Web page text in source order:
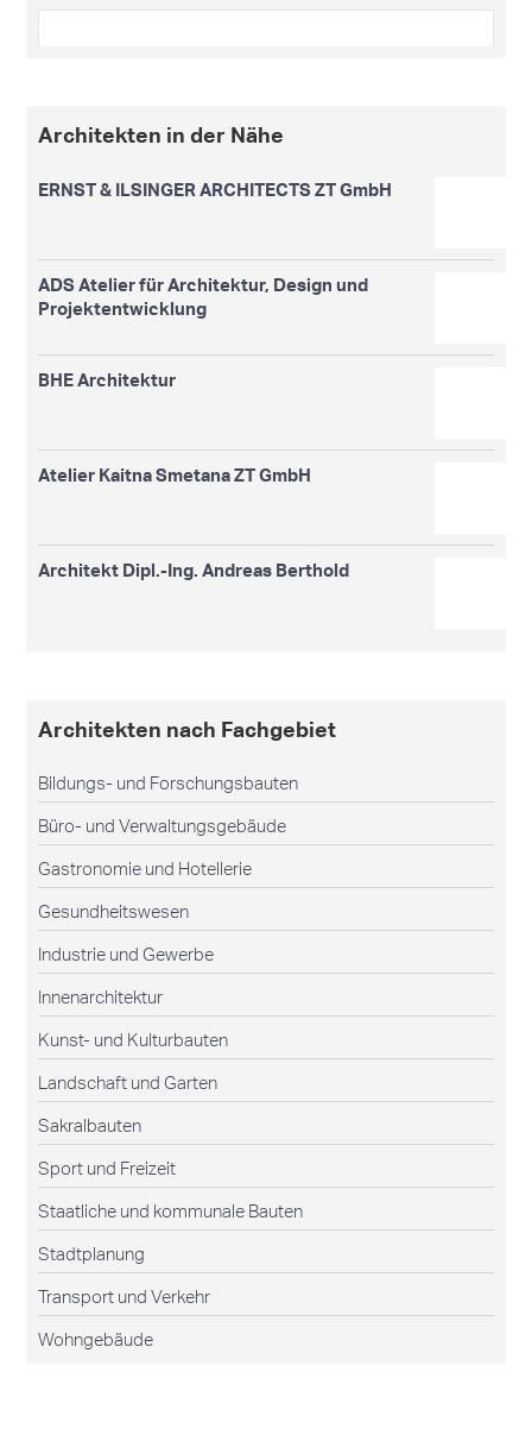
Architekten in der Nähe
ERNST & ILSINGER ARCHITECTS ZT GmbH
ADS Atelier für Architektur, Design und
Projektentwicklung
BHE Architektur
Atelier Kaitna Smetana ZT GmbH
Architekt Dipl.-Ing. Andreas Berthold
Architekten nach Fachgebiet
Bildungs- und Forschungsbauten
Büro- und Verwaltungsgebäude
Gastronomie und Hotellerie
Gesundheitswesen
Industrie und Gewerbe
Innenarchitektur
Kunst- und Kulturbauten
Landschaft und Garten
Sakralbauten
Sport und Freizeit
Staatliche und kommunale Bauten
Stadtplanung
Transport und Verkehr
Wohngebäude